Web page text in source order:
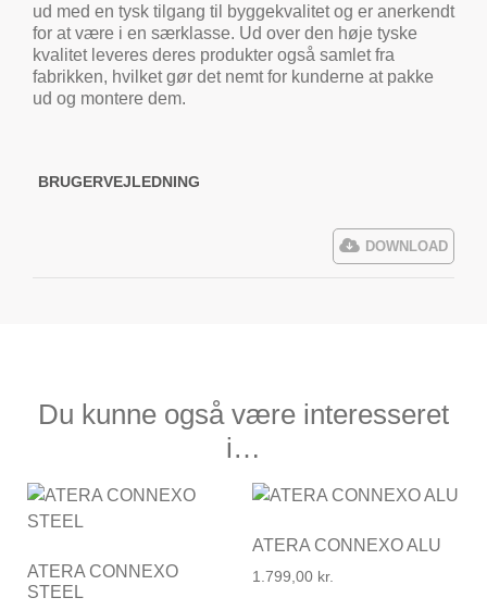
ud med en tysk tilgang til byggekvalitet og er anerkendt
for at være i en særklasse. Ud over den høje tyske
kvalitet leveres deres produkter også samlet fra
fabrikken, hvilket gør det nemt for kunderne at pakke
ud og montere dem.
BRUGERVEJLEDNING
DOWNLOAD
Du kunne også være interesseret
i…
ATERA CONNEXO
STEEL
ATERA CONNEXO ALU
1.799,00 kr.